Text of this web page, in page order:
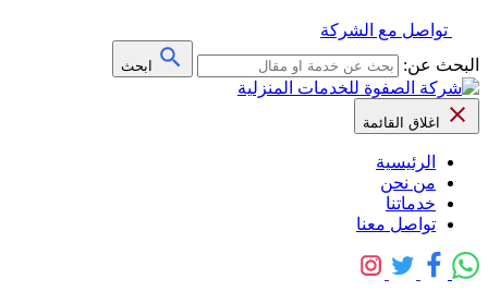
تواصل مع الشركة
البحث عن:
ابحث
اغلاق القائمة
الرئيسية
من نحن
خدماتنا
تواصل معنا